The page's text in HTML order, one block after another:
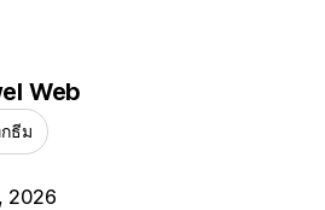
Web
ธีม
2026